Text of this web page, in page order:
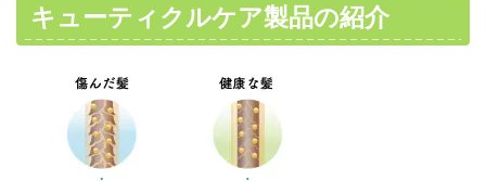
キューティクルケア製品の紹介